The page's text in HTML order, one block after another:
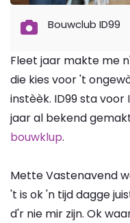
Bouwclub ID99
Fleet jaar makte me
die kies voor 't
instèèk. ID99 sta voor
jaar al bekend
bouwklup.
Mette Vastenavend
't is ok 'n tijd dagge
d'r nie mir zijn. Ok